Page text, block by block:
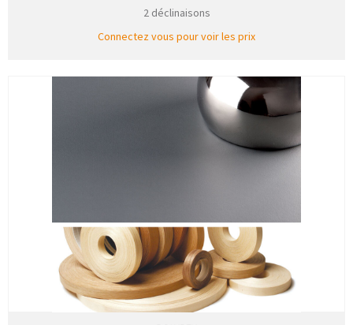
2 déclinaisons
Connectez vous pour voir les prix